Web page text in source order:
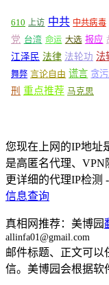
610 上访 中共 中共病毒
党 台湾 命运 大选 报应
江泽民 法律 法轮功 法
舞弊 言论自由 谎言 贪
刑 重点推荐 马克思
您现在上网的IP地址
是高匿名代理、VPN
更详细的代理IP检测
信息查询
真相网推荐：美博园
allinfa01@gmail.com
邮件标题、正文可以
信。美博园会根据软